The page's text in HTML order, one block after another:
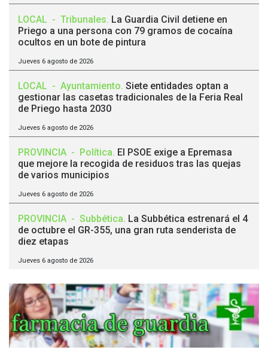
LOCAL - Tribunales. La Guardia Civil detiene en
Priego a una persona con 79 gramos de cocaína
ocultos en un bote de pintura
Jueves 6 agosto de 2026
LOCAL - Ayuntamiento. Siete entidades optan a
gestionar las casetas tradicionales de la Feria Real
de Priego hasta 2030
Jueves 6 agosto de 2026
PROVINCIA - Política. El PSOE exige a Epremasa
que mejore la recogida de residuos tras las quejas
de varios municipios
Jueves 6 agosto de 2026
PROVINCIA - Subbética. La Subbética estrenará el 4
de octubre el GR-355, una gran ruta senderista de
diez etapas
Jueves 6 agosto de 2026